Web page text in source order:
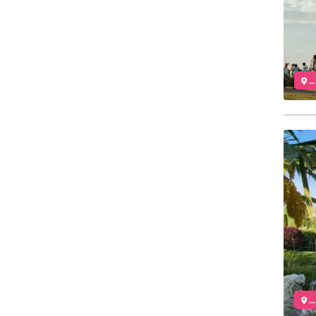
...
...